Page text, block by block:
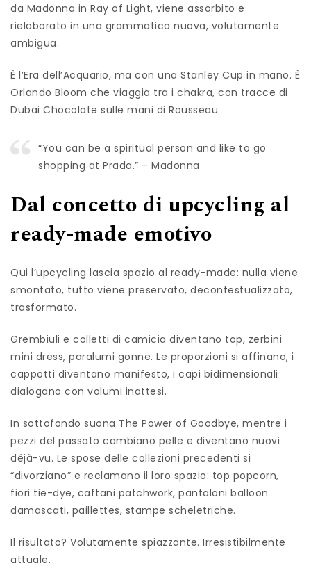
da Madonna in Ray of Light, viene assorbito e
rielaborato in una grammatica nuova, volutamente
ambigua.
È l’Era dell’Acquario, ma con una Stanley Cup in mano. È
Orlando Bloom che viaggia tra i chakra, con tracce di
Dubai Chocolate sulle mani di Rousseau.
“You can be a spiritual person and like to go
shopping at Prada.” – Madonna
Dal concetto di upcycling al
ready-made emotivo
Qui l’upcycling lascia spazio al ready-made: nulla viene
smontato, tutto viene preservato, decontestualizzato,
trasformato.
Grembiuli e colletti di camicia diventano top, zerbini
mini dress, paralumi gonne. Le proporzioni si affinano, i
cappotti diventano manifesto, i capi bidimensionali
dialogano con volumi inattesi.
In sottofondo suona The Power of Goodbye, mentre i
pezzi del passato cambiano pelle e diventano nuovi
déjà-vu. Le spose delle collezioni precedenti si
“divorziano” e reclamano il loro spazio: top popcorn,
fiori tie-dye, caftani patchwork, pantaloni balloon
damascati, paillettes, stampe scheletriche.
Il risultato? Volutamente spiazzante. Irresistibilmente
attuale.